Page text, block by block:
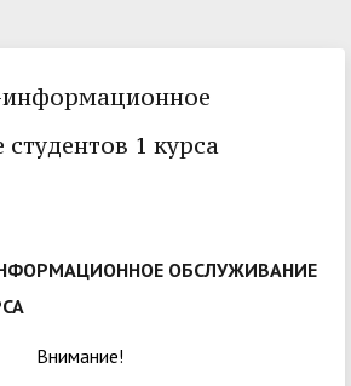
1 курса
ОБСЛУЖИВАНИЕ
Внимание!